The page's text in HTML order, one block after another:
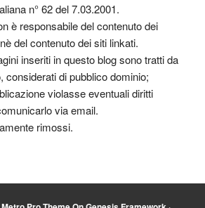
n° 62 del 7.03.2001.
è responsabile del contenuto dei
del contenuto dei siti linkati.
inseriti in questo blog sono tratti da
considerati di pubblico dominio;
violasse eventuali diritti
via email.
rimossi.